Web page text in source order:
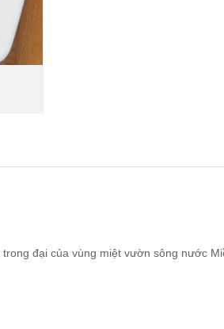
đại của vùng miệt vườn sông nước